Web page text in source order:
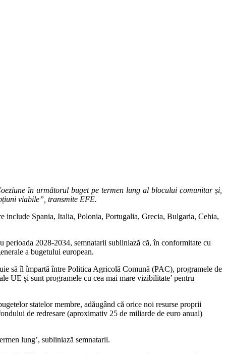
în următorul buget pe termen lung al blocului comunitar și,
viabile”, transmite EFE.
include Spania, Italia, Polonia, Portugalia, Grecia, Bulgaria, Cehia,
perioada 2028-2034, semnatarii subliniază că, în conformitate cu
a bugetului european.
să îl împartă între Politica Agricolă Comună (PAC), programele de
UE și sunt programele cu cea mai mare vizibilitate’ pentru
statelor membre, adăugând că orice noi resurse proprii
de redresare (aproximativ 25 de miliarde de euro anual)
lung’, subliniază semnatarii.